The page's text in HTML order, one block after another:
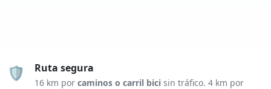
🛡️ Ruta segura
16 km por caminos o carril bici sin tráfico. 4 km por